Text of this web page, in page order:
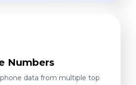
Numbers
data from multiple top